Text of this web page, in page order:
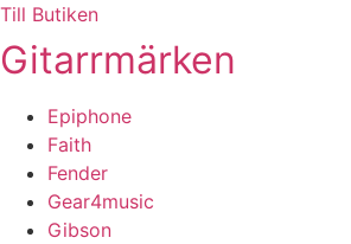
Till Butiken
Gitarrmärken
Epiphone
Faith
Fender
Gear4music
Gibson